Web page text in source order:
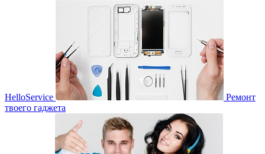
HelloService
Ремонт
твоего гаджета